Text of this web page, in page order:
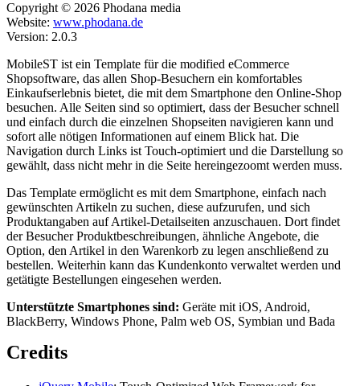
Copyright © 2026 Phodana media
Website: www.phodana.de
Version: 2.0.3
MobileST ist ein Template für die modified eCommerce
Shopsoftware, das allen Shop-Besuchern ein komfortables
Einkaufserlebnis bietet, die mit dem Smartphone den Online-Shop
besuchen. Alle Seiten sind so optimiert, dass der Besucher schnell
und einfach durch die einzelnen Shopseiten navigieren kann und
sofort alle nötigen Informationen auf einem Blick hat. Die
Navigation durch Links ist Touch-optimiert und die Darstellung so
gewählt, dass nicht mehr in die Seite hereingezoomt werden muss.
Das Template ermöglicht es mit dem Smartphone, einfach nach
gewünschten Artikeln zu suchen, diese aufzurufen, und sich
Produktangaben auf Artikel-Detailseiten anzuschauen. Dort findet
der Besucher Produktbeschreibungen, ähnliche Angebote, die
Option, den Artikel in den Warenkorb zu legen anschließend zu
bestellen. Weiterhin kann das Kundenkonto verwaltet werden und
getätigte Bestellungen eingesehen werden.
Unterstützte Smartphones sind: Geräte mit iOS, Android,
BlackBerry, Windows Phone, Palm web OS, Symbian und Bada
Credits